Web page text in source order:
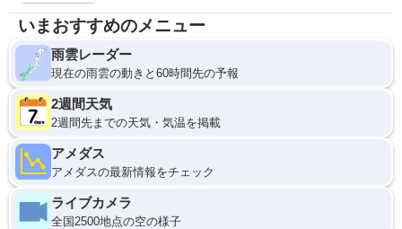
いまおすすめのメニュー
雨雲レーダー
現在の雨雲の動きと60時間先の予報
2週間天気
2週間先までの天気・気温を掲載
アメダス
アメダスの最新情報をチェック
ライブカメラ
全国2500地点の空の様子